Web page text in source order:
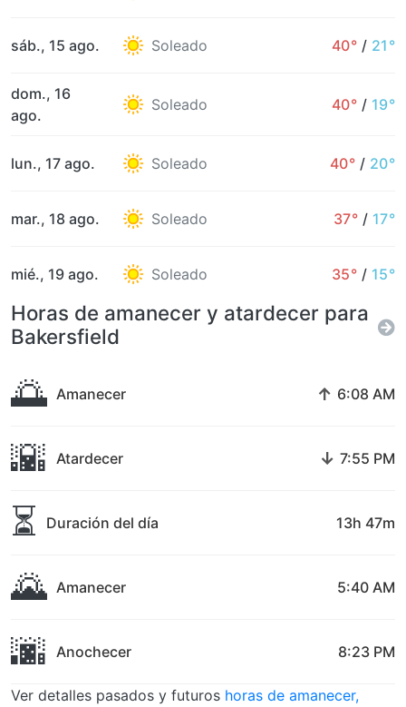
sáb., 15 ago. Soleado 40° / 21°
dom., 16
ago.
Soleado 40° / 19°
lun., 17 ago. Soleado 40° / 20°
mar., 18 ago. Soleado 37° / 17°
mié., 19 ago. Soleado 35° / 15°
Horas de amanecer y atardecer para
Bakersfield
🌅 Amanecer ↑ 6:08 AM
🌇 Atardecer ↓ 7:55 PM
⏳ Duración del día 13h 47m
🌄 Amanecer 5:40 AM
🌆 Anochecer 8:23 PM
Ver detalles pasados y futuros horas de amanecer,